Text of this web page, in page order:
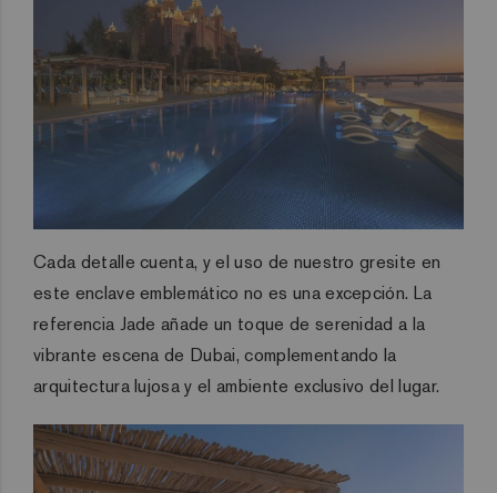
Cada detalle cuenta, y el uso de nuestro gresite en
este enclave emblemático no es una excepción. La
referencia Jade añade un toque de serenidad a la
vibrante escena de Dubai, complementando la
arquitectura lujosa y el ambiente exclusivo del lugar.